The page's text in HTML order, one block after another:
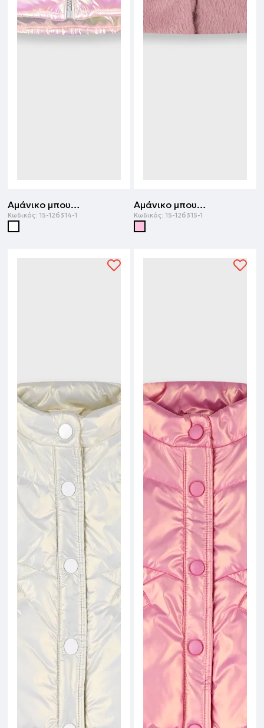
Αμάνικο μπουφάν | ΙΡΙΔΙΖΩΝ
Κωδικός: 15-126314-1
Αμάνικο μπουφάν | ΤΡΙΑΝΤΑΦΥΛΛΙ
Κωδικός: 15-126315-1